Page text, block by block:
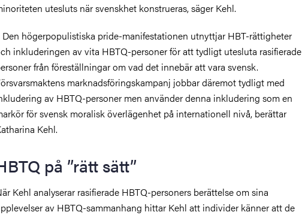
utesluts när svenskhet konstrueras, säger Kehl.
Den högerpopulistiska pride-manifestationen utnyttjar HBT-rättigheter
inkluderingen av vita HBTQ-personer för att tydligt utesluta rasifierade
från föreställningar om vad det innebär att vara svensk.
marknadsföringskampanj jobbar däremot tydligt med
av HBTQ-personer men använder denna inkludering som en
för svensk moralisk överlägenhet på internationell nivå, berättar
Kehl.
på ”rätt sätt”
Kehl analyserar rasifierade HBTQ-personers berättelse om sina
av HBTQ-sammanhang hittar Kehl att individer känner att de